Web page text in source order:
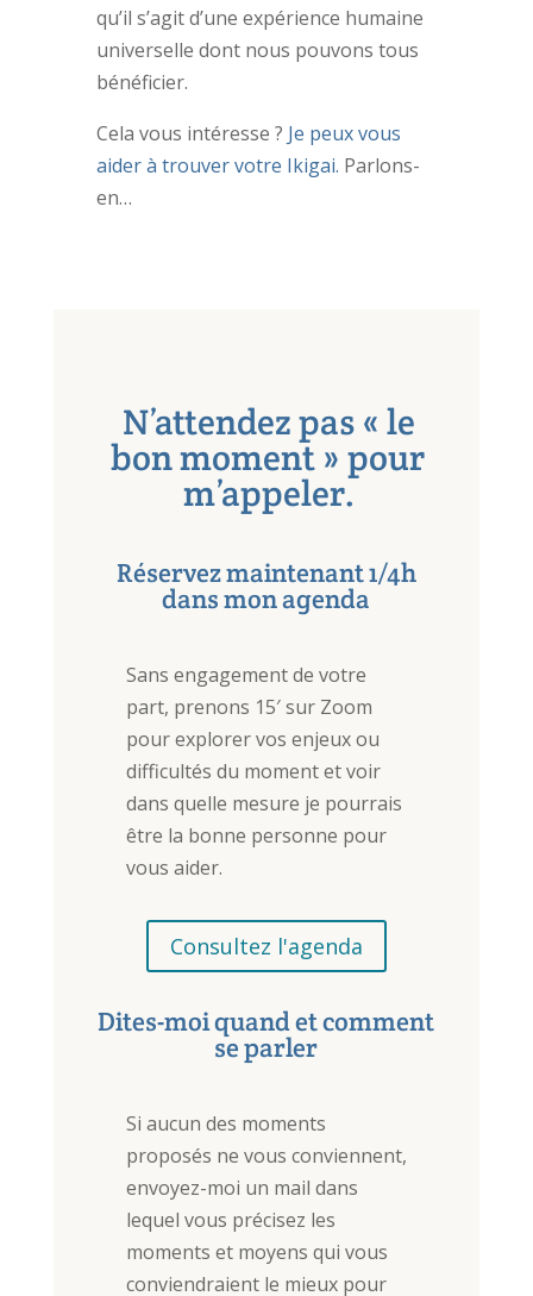
qu’il s’agit d’une expérience humaine
universelle dont nous pouvons tous
bénéficier.
Cela vous intéresse ? Je peux vous
aider à trouver votre Ikigai. Parlons-
en…
N’attendez pas « le
bon moment » pour
m’appeler.
Réservez maintenant 1/4h
dans mon agenda
Sans engagement de votre
part, prenons 15′ sur Zoom
pour explorer vos enjeux ou
difficultés du moment et voir
dans quelle mesure je pourrais
être la bonne personne pour
vous aider.
Consultez l'agenda
Dites-moi quand et comment
se parler
Si aucun des moments
proposés ne vous conviennent,
envoyez-moi un mail dans
lequel vous précisez les
moments et moyens qui vous
conviendraient le mieux pour